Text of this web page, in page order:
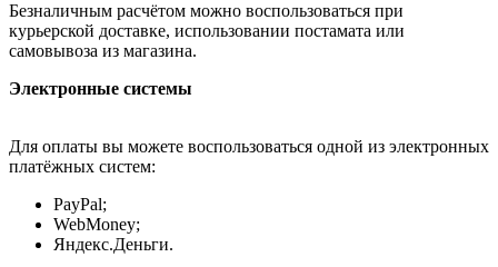
Безналичным расчётом можно воспользоваться при
курьерской доставке, использовании постамата или
самовывоза из магазина.
Электронные системы
Для оплаты вы можете воспользоваться одной из электронных
платёжных систем:
PayPal;
WebMoney;
Яндекс.Деньги.